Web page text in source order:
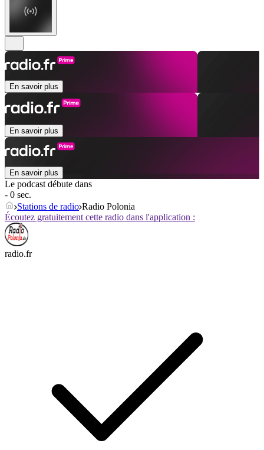
En savoir plus
En savoir plus
En savoir plus
Le podcast débute dans
- 0 sec.
Stations de radio Radio Polonia
Écoutez gratuitement cette radio dans l'application :
radio.fr